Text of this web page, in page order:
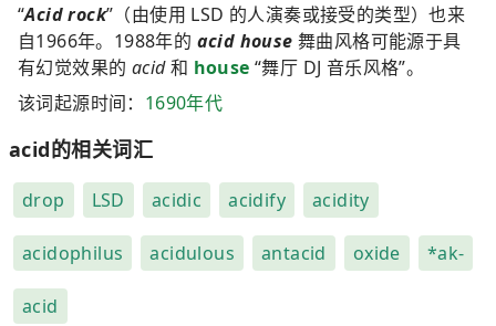
“Acid rock”（由使用 LSD 的人演奏或接受的类型）也来
自1966年。1988年的 acid house 舞曲风格可能源于具
有幻觉效果的 acid和 house “舞厅 DJ 音乐风格”。
该词起源时间： 1690年代
acid的相关词汇
drop LSD acidic acidify acidity
acidophilus acidulous antacid oxide *ak-
acid